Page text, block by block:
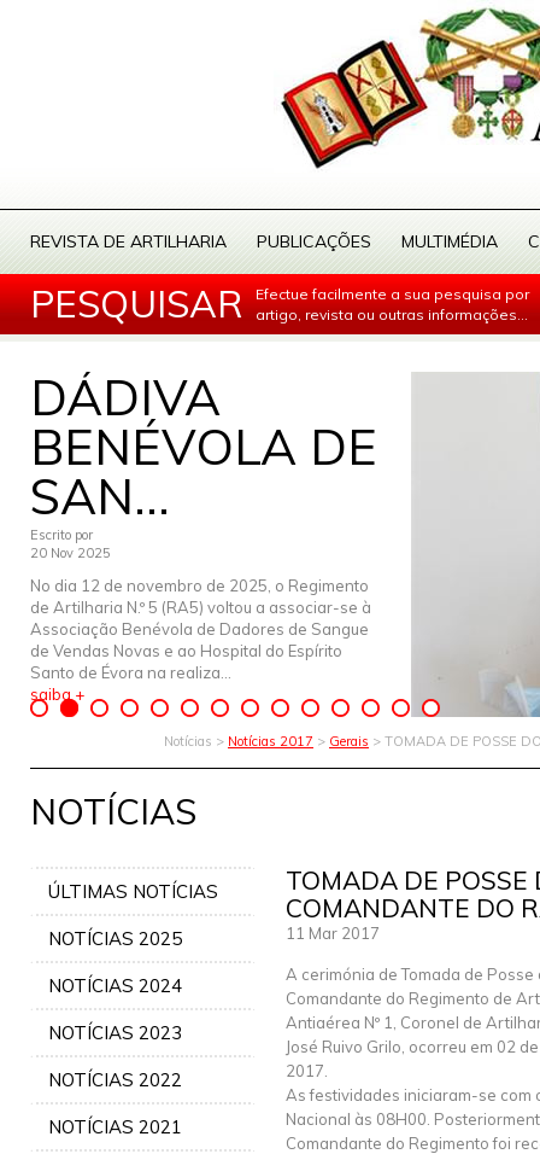
REVISTA DE ARTILHARIA PUBLICAÇÕES MULTIMÉDIA
PESQUISAR
Efectue facilmente a sua pesquisa por
artigo, revista ou outras informações...
DÁDIVA
BENÉVOLA DE
SAN...
Escrito por
20 Nov 2025
No dia 12 de novembro de 2025, o Regimento
de Artilharia N.º 5 (RA5) voltou a associar-se à
Associação Benévola de Dadores de Sangue
de Vendas Novas e ao Hospital do Espírito
Santo de Évora na realiza...
saiba +
Notícias > Notícias 2017 > Gerais > TOMADA DE POSSE
NOTÍCIAS
ÚLTIMAS NOTÍCIAS
NOTÍCIAS 2025
NOTÍCIAS 2024
NOTÍCIAS 2023
NOTÍCIAS 2022
NOTÍCIAS 2021
TOMADA DE POSSE
COMANDANTE DO
11 Mar 2017
A cerimónia de Tomada de Posse
Comandante do Regimento de
Antiaérea Nº 1, Coronel de
José Ruivo Grilo, ocorreu em 02
2017.
As festividades iniciaram-se com
Nacional às 08H00.
Comandante do Regimento foi